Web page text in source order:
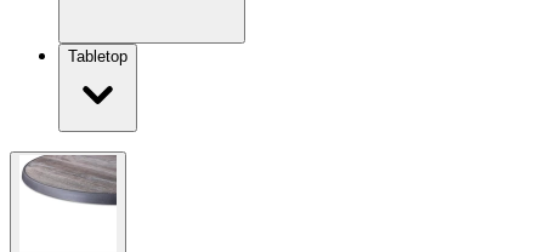
Tabletop